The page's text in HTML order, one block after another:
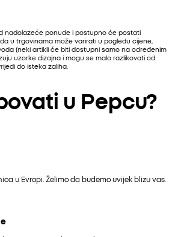
nadolazeće ponude i postupno će postati
u trgovinama može varirati u pogledu cijene,
(neki artikli će biti dostupni samo na određenim
uzorke dizajna i mogu se malo razlikovati od
do isteka zaliha.
u Pepcu?
u Evropi. Želimo da budemo uvijek blizu vas.